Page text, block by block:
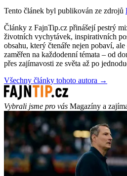
Tento článek byl publikován ze zdrojů
Články z FajnTip.cz přinášejí pestrý
životních vychytávek, inspirativních
obsahu, který čtenáře nejen pobaví,
zaměřen na každodenní témata – od
přes zajímavosti ze světa až po
Všechny články tohoto autora →
Vybrali jsme pro vás Magazíny a